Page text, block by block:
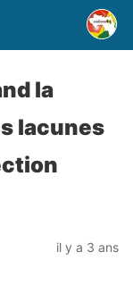
la
lacunes
il y a 3 ans